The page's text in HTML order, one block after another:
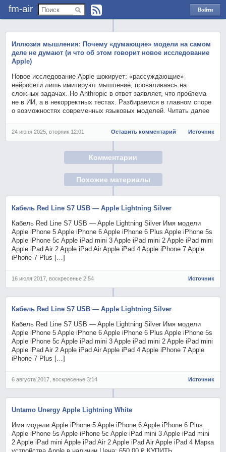
fm-air
Войти
через
Иллюзия мышления: Почему «думающие» модели на самом
деле не думают (и что об этом говорит новое исследование
Apple)
Новое исследование Apple шокирует: «рассуждающие»
нейросети лишь имитируют мышление, проваливаясь на
сложных задачах. Но Anthropic в ответ заявляет, что проблема
не в ИИ, а в некорректных тестах. Разбираемся в главном споре
о возможностях современных языковых моделей. Читать далее
24 июня 2025, вторник 12:01 Оставить комментарий Источник
Комментарии
Похожие материалы
Кабель Red Line S7 USB — Apple Lightning Silver
Кабель Red Line S7 USB — Apple Lightning Silver Имя модели
Apple iPhone 5 Apple iPhone 6 Apple iPhone 6 Plus Apple iPhone 5s
Apple iPhone 5c Apple iPad mini 3 Apple iPad mini 2 Apple iPad mini
Apple iPad Air 2 Apple iPad Air Apple iPad 4 Apple iPhone 7 Apple
iPhone 7 Plus […]
16 июля 2017, воскресенье 2:54 Источник
Кабель Red Line S7 USB — Apple Lightning Silver
Кабель Red Line S7 USB — Apple Lightning Silver Имя модели
Apple iPhone 5 Apple iPhone 6 Apple iPhone 6 Plus Apple iPhone 5s
Apple iPhone 5c Apple iPad mini 3 Apple iPad mini 2 Apple iPad mini
Apple iPad Air 2 Apple iPad Air Apple iPad 4 Apple iPhone 7 Apple
iPhone 7 Plus […]
6 августа 2017, воскресенье 3:14 Источник
Untamo Unergy Apple Lightning White
Имя модели Apple iPhone 5 Apple iPhone 6 Apple iPhone 6 Plus
Apple iPhone 5s Apple iPhone 5c Apple iPad mini 3 Apple iPad mini
2 Apple iPad mini Apple iPad Air 2 Apple iPad Air Apple iPad 4 Марка